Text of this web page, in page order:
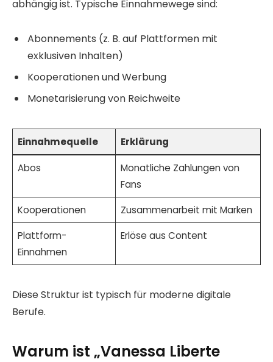
abhängig ist. Typische Einnahmewege sind:
Abonnements (z. B. auf Plattformen mit
exklusiven Inhalten)
Kooperationen und Werbung
Monetarisierung von Reichweite
Einnahmequelle Erklärung
Abos
Monatliche Zahlungen von
Fans
Kooperationen
Zusammenarbeit mit Marken
Plattform-
Einnahmen
Erlöse aus Content
Diese Struktur ist typisch für moderne digitale
Berufe.
Warum ist „Vanessa Liberte